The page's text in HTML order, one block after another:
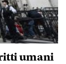
umani